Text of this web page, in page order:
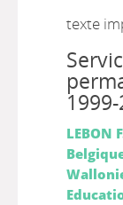
texte
LEBON